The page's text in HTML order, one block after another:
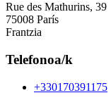
Rue des Mathurins, 39
75008 París
Frantzia
Telefonoa/k
+330170391175